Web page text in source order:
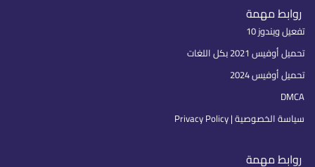
روابط مهمة
تفعيل ويندوز 10
تحميل أوفيس 2021 بكل اللغات
تحميل أوفيس 2024
DMCA
سياسة الخصوصية | Privacy Policy
روابط مهمة